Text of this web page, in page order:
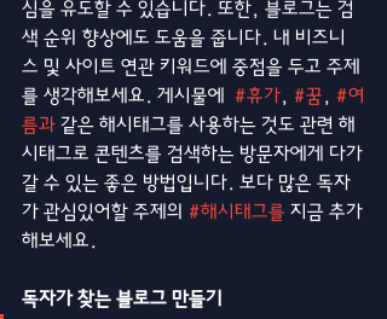
심을 유도할 수 있습니다. 또한, 블로그는 검
색 순위 향상에도 도움을 줍니다. 내 비즈니
스 및 사이트 연관 키워드에 중점을 두고 주제
를 생각해보세요. 게시물에 #휴가, #꿈 , #여
름과 같은 해시태그를 사용하는 것도 관련 해
시태그로 콘텐츠를 검색하는 방문자에게 다가
갈 수 있는 좋은 방법입니다. 보다 많은 독자
가 관심있어할 주제의 #해시태그를 지금 추가
해보세요.
독자가 찾는 블로그 만들기